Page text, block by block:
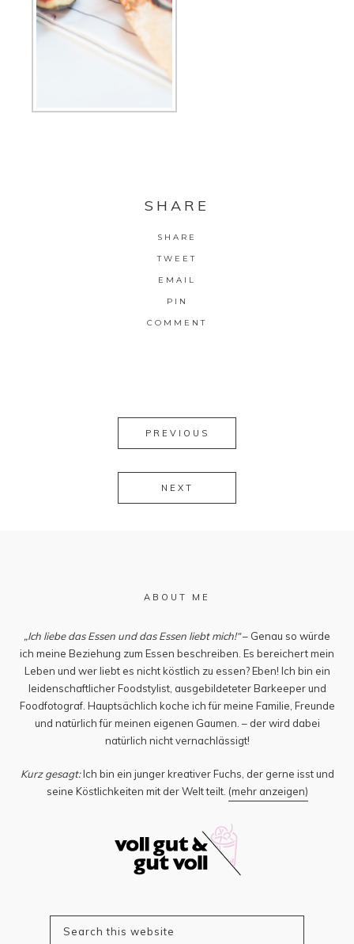
SHARE
SHARE
TWEET
EMAIL
PIN
COMMENT
PREVIOUS
NEXT
ABOUT ME
„Ich liebe das Essen und das Essen liebt mich!“– Genau so würde
ich meine Beziehung zum Essen beschreiben. Es bereichert mein
Leben und wer liebt es nicht köstlich zu essen? Eben! Ich bin ein
leidenschaftlicher Foodstylist, ausgebildeteter Barkeeper und
Foodfotograf. Hauptsächlich koche ich für meine Familie, Freunde
und natürlich für meinen eigenen Gaumen. – der wird dabei
natürlich nicht vernachlässigt!
Kurz gesagt:Ich bin ein junger kreativer Fuchs, der gerne isst und
seine Köstlichkeiten mit der Welt teilt. (mehr anzeigen)